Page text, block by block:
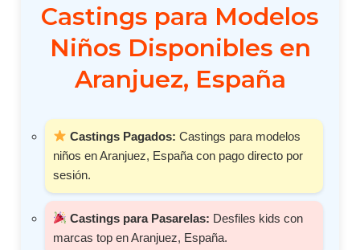
Castings para Modelos
Niños Disponibles en
Aranjuez, España
Castings Pagados: Castings para modelos
niños en Aranjuez, España con pago directo por
sesión.
Castings para Pasarelas: Desfiles kids con
marcas top en Aranjuez, España.